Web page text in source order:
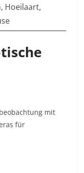
Hoeilaart,
mit
für